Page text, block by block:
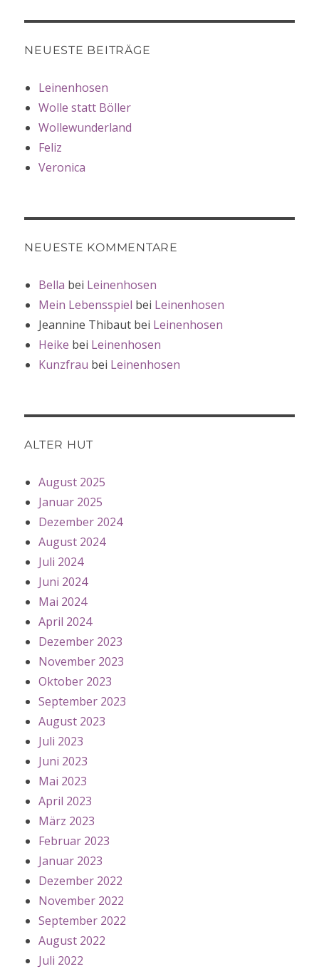
NEUESTE BEITRÄGE
Leinenhosen
Wolle statt Böller
Wollewunderland
Feliz
Veronica
NEUESTE KOMMENTARE
Bella bei Leinenhosen
Mein Lebensspiel bei Leinenhosen
Jeannine Thibaut bei Leinenhosen
Heike bei Leinenhosen
Kunzfrau bei Leinenhosen
ALTER HUT
August 2025
Januar 2025
Dezember 2024
August 2024
Juli 2024
Juni 2024
Mai 2024
April 2024
Dezember 2023
November 2023
Oktober 2023
September 2023
August 2023
Juli 2023
Juni 2023
Mai 2023
April 2023
März 2023
Februar 2023
Januar 2023
Dezember 2022
November 2022
September 2022
August 2022
Juli 2022